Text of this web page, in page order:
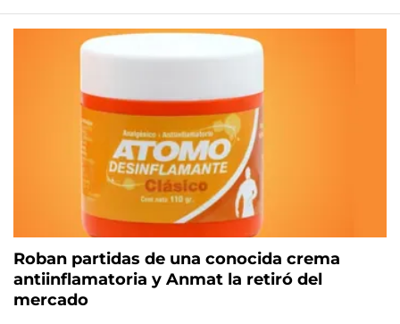
Roban partidas de una conocida crema
antiinflamatoria y Anmat la retiró del
mercado